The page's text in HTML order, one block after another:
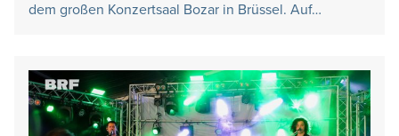
dem großen Konzertsaal Bozar in Brüssel. Auf…